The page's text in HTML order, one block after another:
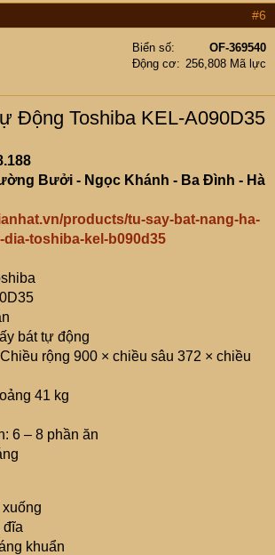
#6
Biển số
OF-369540
Động cơ
256,808 Mã lực
Động Toshiba KEL-A090D35
Bưởi - Ngọc Khánh - Ba Đình - Hà
products/tu-say-bat-nang-ha-
toshiba-kel-b090d35
bát tự động
rộng 900 × chiều sâu 372 × chiều
41 kg
6 – 8 phần ăn
đĩa
khuẩn